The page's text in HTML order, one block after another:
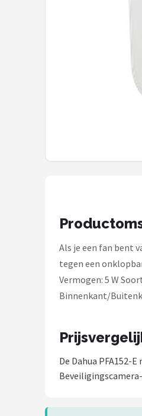
TP-Link
SmartwaresAls je een fan bent
tegen een
Vermogen: 5 W
Binnenkant/
De Dahua PFA152-